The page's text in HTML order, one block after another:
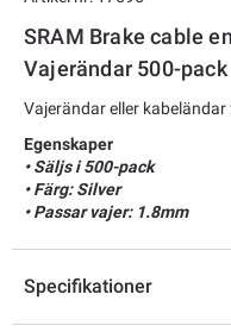
SRAM Brake cable
Vajerändar 500-pack
Vajerändar eller
Egenskaper
• Säljs i 500-pack
• Färg: Silver
• Passar vajer: 1.8mm
Specifikationer